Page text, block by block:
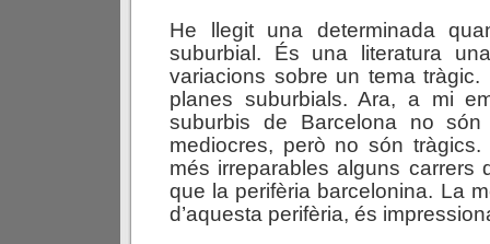
He llegit una determinada
suburbial. És una literatura
variacions sobre un tema tràgic.
planes suburbials. Ara, a mi
suburbis de Barcelona no
mediocres, però no són tràgics.
més irreparables alguns carrers
que la perifèria barcelonina. La
d’aquesta perifèria, és